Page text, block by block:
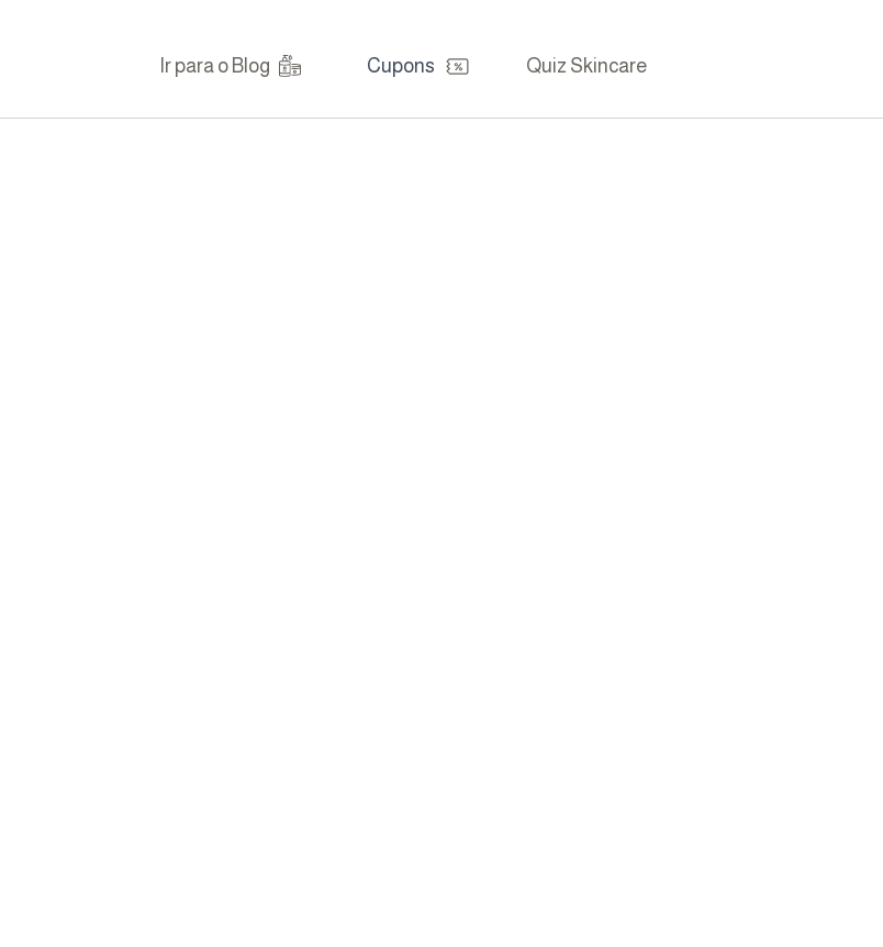
Ir para o Blog Cupons Quiz Skincare